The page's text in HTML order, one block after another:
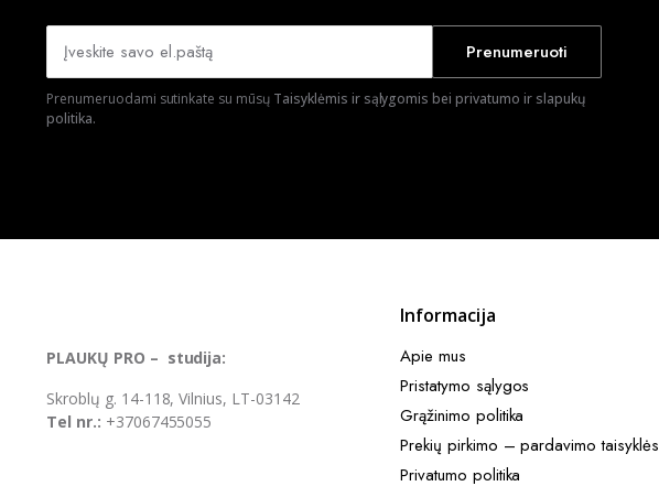
Prenumeruoti
Prenumeruodami sutinkate su mūsų Taisyklėmis ir sąlygomis bei privatumo ir slapukų
politika.
PLAUKŲ PRO – studija:
Skroblų g. 14-118, Vilnius, LT-03142
Tel nr.: +37067455055
Informacija
Apie mus
Pristatymo sąlygos
Grąžinimo politika
Prekių pirkimo – pardavimo taisyklės​
Privatumo politika